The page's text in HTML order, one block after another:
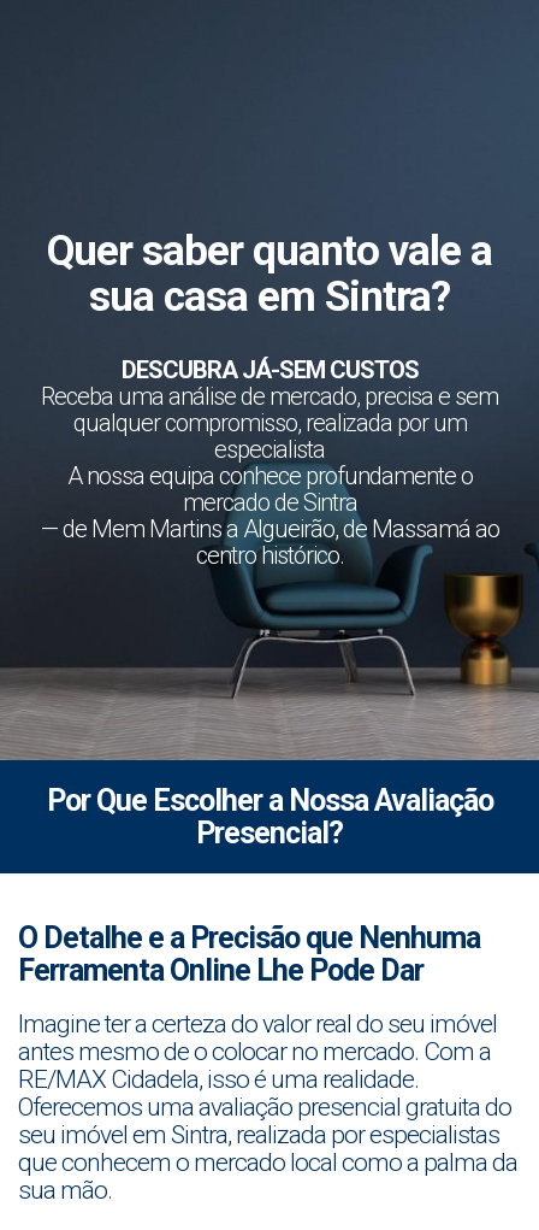
Quer saber quanto vale a
sua casa em Sintra?
DESCUBRA JÁ-SEM CUSTOS
Receba uma análise de mercado, precisa e sem
qualquer compromisso, realizada por um
especialista
A nossa equipa conhece profundamente o
mercado de Sintra
— de Mem Martins a Algueirão, de Massamá ao
centro histórico.
Por Que Escolher a Nossa Avaliação
Presencial?
O Detalhe e a Precisão que Nenhuma
Ferramenta Online Lhe Pode Dar
Imagine ter a certeza do valor real do seu imóvel
antes mesmo de o colocar no mercado. Com a
RE/MAX Cidadela, isso é uma realidade.
Oferecemos uma avaliação presencial gratuita do
seu imóvel em Sintra, realizada por especialistas
que conhecem o mercado local como a palma da
sua mão.